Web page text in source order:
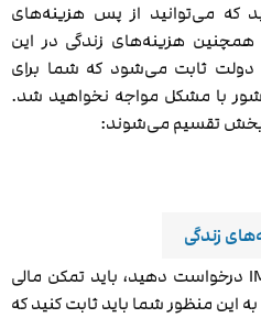
که می‌توانید از پس هزینه‌های
همچنین هزینه‌های زندگی در این
دولت ثابت می‌شود که شما برای
با مشکل مواجه نخواهید شد.
بخش تقسیم می‌شوند:
زندگی
برای اینکه بتوانید برای ویزای IMP درخواست دهید، باید تمکن مالی
این منظور شما باید ثابت کنید که